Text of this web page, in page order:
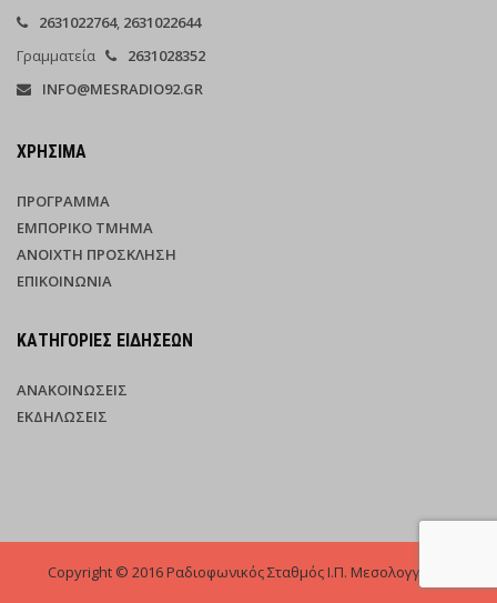
2631022764, 2631022644
Γραμματεία
2631028352
INFO@MESRADIO92.GR
ΧΡΉΣΙΜΑ
ΠΡΌΓΡΑΜΜΑ
ΕΜΠΟΡΙΚΌ ΤΜΉΜΑ
ΑΝΟΙΧΤΉ ΠΡΌΣΚΛΗΣΗ
ΕΠΙΚΟΙΝΩΝΊΑ
ΚΑΤΗΓΟΡΊΕΣ ΕΙΔΉΣΕΩΝ
ΑΝΑΚΟΙΝΏΣΕΙΣ
ΕΚΔΗΛΏΣΕΙΣ
Copyright © 2016 Ραδιοφωνικός Σταθμός Ι.Π. Μεσολογγίου -